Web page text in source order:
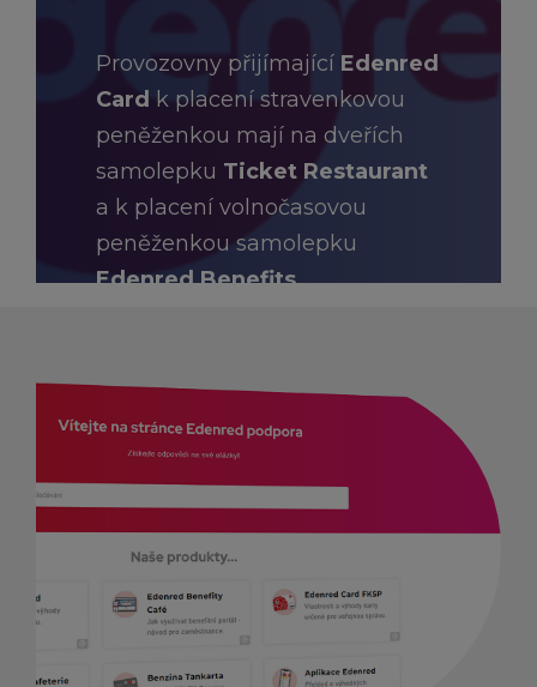
Provozovny přijímající Edenred
Card k placení stravenkovou
peněženkou mají na dveřích
samolepku Ticket Restaurant
a k placení volnočasovou
peněženkou samolepku
Edenred Benefits.
HLEDAT PROVOZOVNY A E-